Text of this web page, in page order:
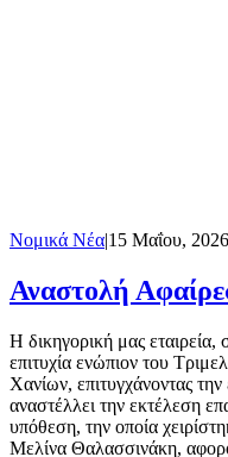
Νομικά Νέα|15 Μαΐου, 2026
Αναστολή
Η δικηγορική μας εταιρεία,
επιτυχία ενώπιον του
Χανίων, επιτυγχάνοντας
αναστέλλει την εκτέλεση
υπόθεση, την οποία
Μελίνα Θαλασσινάκη,